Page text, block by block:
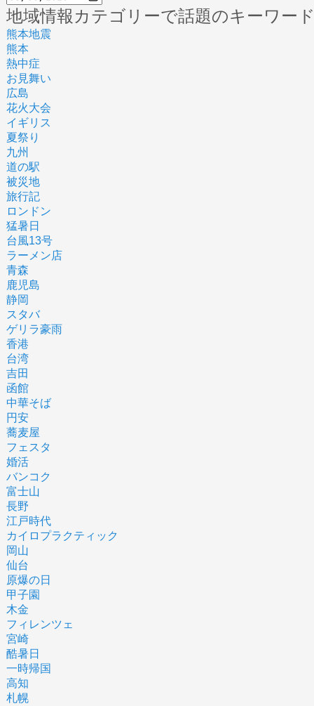
地域情報カテゴリーで話題のキーワー
熊本地震
熊本
熱中症
お見舞い
広島
花火大会
イギリス
夏祭り
九州
道の駅
被災地
旅行記
ロンドン
猛暑日
台風13号
ラーメン店
青森
鹿児島
静岡
スタバ
ゲリラ豪雨
香港
台湾
吉田
函館
中華そば
円安
蕎麦屋
フェスタ
婚活
バンコク
富士山
長野
江戸時代
カイロプラクティック
岡山
仙台
原爆の日
甲子園
木金
フィレンツェ
宮崎
酷暑日
一時帰国
高知
札幌